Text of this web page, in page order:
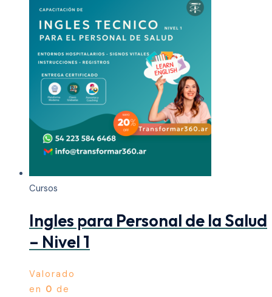
Cursos
Ingles para Personal de la Salud
– Nivel 1
Valorado
en 0 de